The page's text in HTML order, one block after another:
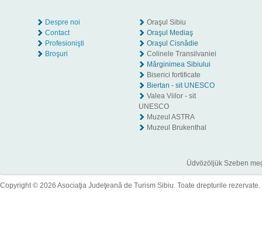
Despre noi
Contact
Profesionişti
Broşuri
Oraşul Sibiu
Oraşul Mediaş
Oraşul Cisnădie
Colinele Transilvaniei
Mărginimea Sibiului
Biserici fortificate
Biertan - sit UNESCO
Valea Viilor - sit
UNESCO
Muzeul ASTRA
Muzeul Brukenthal
Üdvözöljük Szeben
Copyright © 2026 Asociaţia Judeţeană de Turism Sibiu. Toate drepturile rezervate.